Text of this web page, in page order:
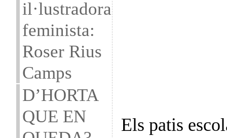
il·lustradora
feminista:
Roser Rius
Camps
D’HORTA
QUE EN
Els patis